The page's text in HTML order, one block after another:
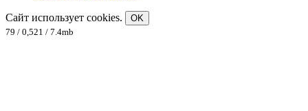
Сайт использует cookies.
OK
79 / 0,521 / 7.4mb